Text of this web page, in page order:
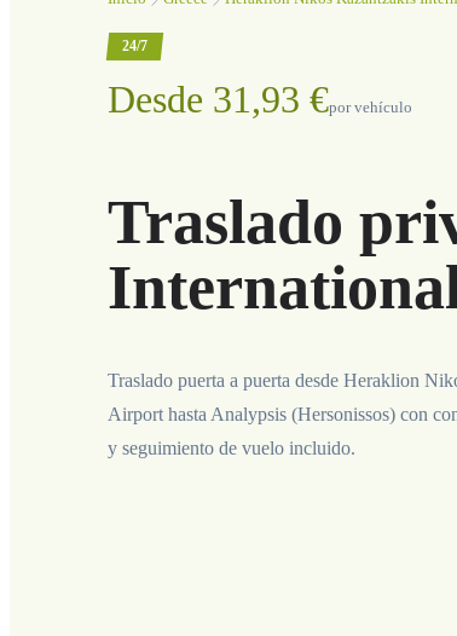
24/7
Desde 31,93 €por vehículo
Traslado
Traslado puerta a puerta desde Heraklion
Airport hasta Analypsis (Hersonissos) con
y seguimiento de vuelo incluido.